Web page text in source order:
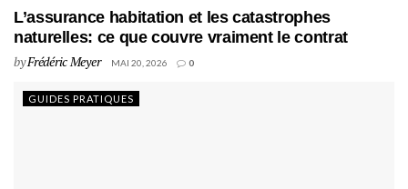
L’assurance habitation et les catastrophes
naturelles: ce que couvre vraiment le contrat
byFrédéric Meyer MAI 20, 2026 0
GUIDES PRATIQUES